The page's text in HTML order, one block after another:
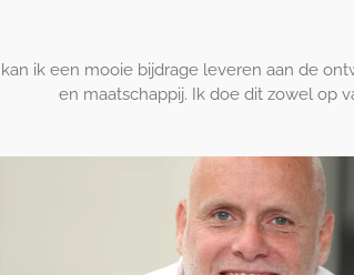
ik een mooie bijdrage leveren aan de
en maatschappij. Ik doe dit zowel op